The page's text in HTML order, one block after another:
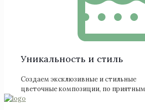
Уникальность и стиль
Создаем эксклюзивные и стильные
цветочные композиции, по